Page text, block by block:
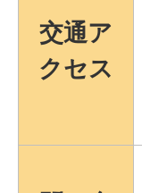
交通ア
クセス